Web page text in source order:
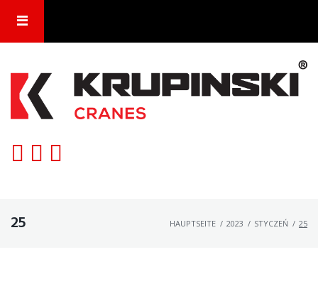
content
25 HAUPTSEITE / 2023 / STYCZEŃ / 25